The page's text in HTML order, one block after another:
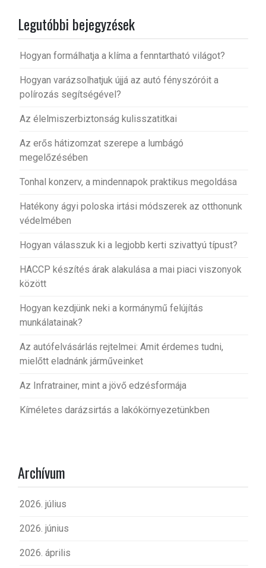
Legutóbbi bejegyzések
Hogyan formálhatja a klíma a fenntartható világot?
Hogyan varázsolhatjuk újjá az autó fényszóróit a
polírozás segítségével?
Az élelmiszerbiztonság kulisszatitkai
Az erős hátizomzat szerepe a lumbágó
megelőzésében
Tonhal konzerv, a mindennapok praktikus megoldása
Hatékony ágyi poloska irtási módszerek az otthonunk
védelmében
Hogyan válasszuk ki a legjobb kerti szivattyú típust?
HACCP készítés árak alakulása a mai piaci viszonyok
között
Hogyan kezdjünk neki a kormánymű felújítás
munkálatainak?
Az autófelvásárlás rejtelmei: Amit érdemes tudni,
mielőtt eladnánk járműveinket
Az Infratrainer, mint a jövő edzésformája
Kíméletes darázsirtás a lakókörnyezetünkben
Archívum
2026. július
2026. június
2026. április